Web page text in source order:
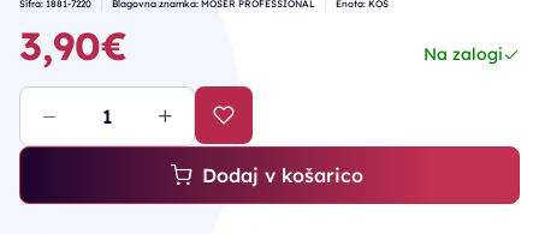
Šifra: 1881-7220 Blagovna znamka: MOSER PROFESSIONAL Enota: KOS
3,90€ Na zalogi
Dodaj v košarico